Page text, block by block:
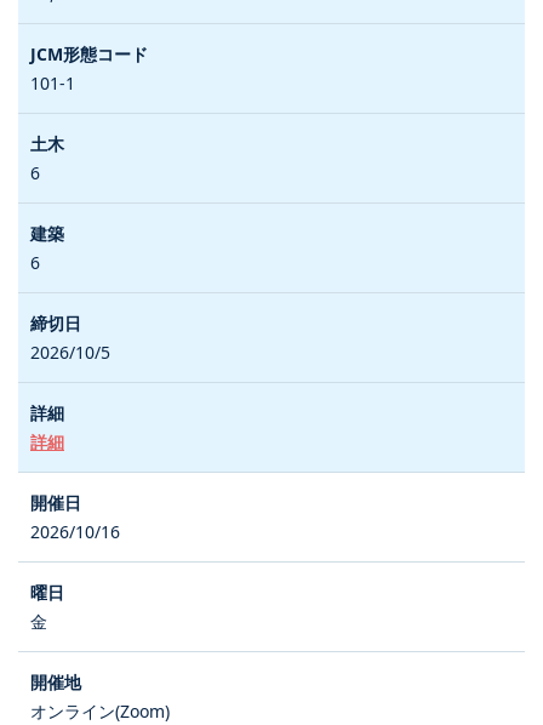
101-1
6
6
2026/10/5
詳細
2026/10/16
金
オンライン(Zoom)